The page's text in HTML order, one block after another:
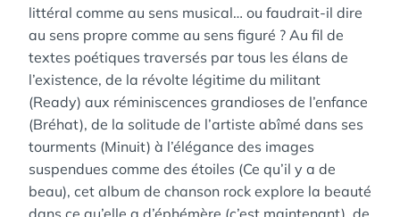
littéral comme au sens musical… ou faudrait-il dire
au sens propre comme au sens figuré ? Au fil de
textes poétiques traversés par tous les élans de
l’existence, de la révolte légitime du militant
(Ready) aux réminiscences grandioses de l’enfance
(Bréhat), de la solitude de l’artiste abîmé dans ses
tourments (Minuit) à l’élégance des images
suspendues comme des étoiles (Ce qu’il y a de
beau), cet album de chanson rock explore la beauté
dans ce qu’elle a d’éphémère (c’est maintenant), de